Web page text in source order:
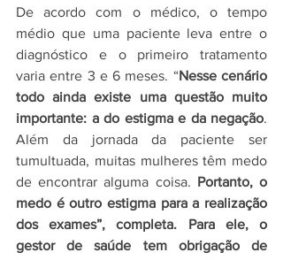
De acordo com o médico, o tempo
médio que uma paciente leva entre o
diagnóstico e o primeiro tratamento
varia entre 3 e 6 meses. “Nesse cenário
todo ainda existe uma questão muito
importante: a do estigma e da negação.
Além da jornada da paciente ser
tumultuada, muitas mulheres têm medo
de encontrar alguma coisa. Portanto, o
medo é outro estigma para a realização
dos exames”, completa. Para ele, o
gestor de saúde tem obrigação de